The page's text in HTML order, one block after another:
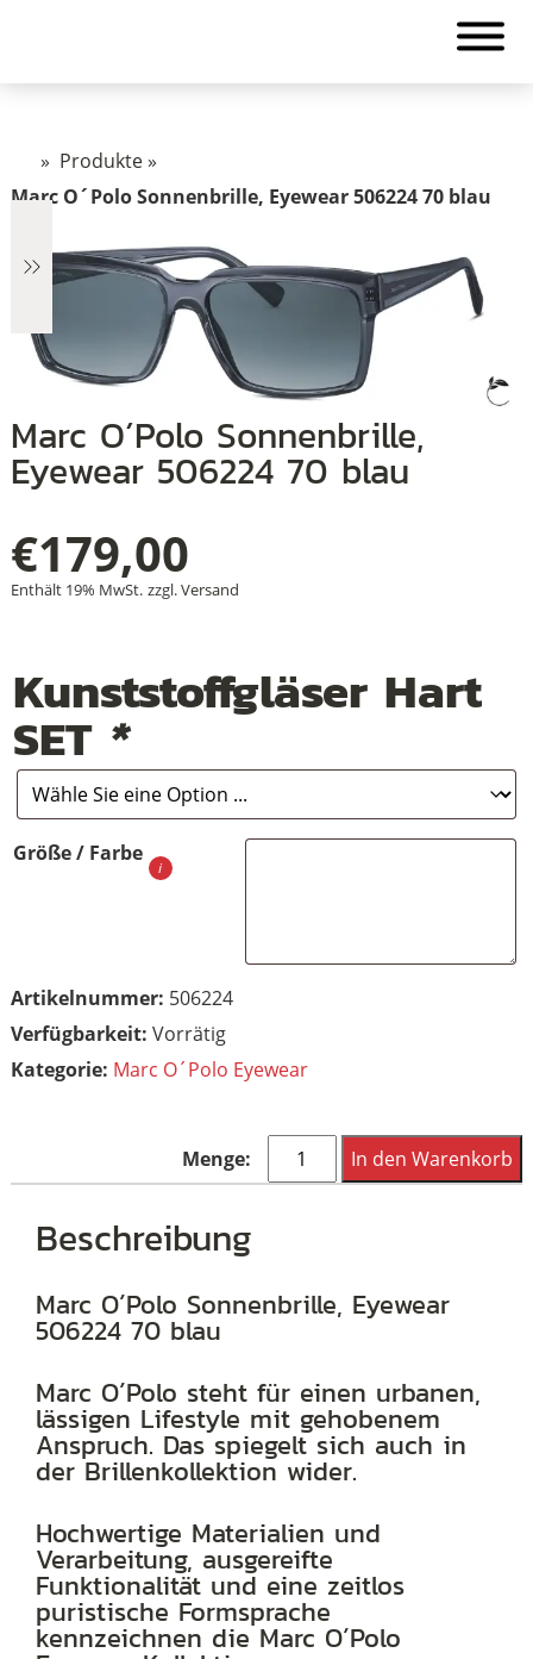
» Produkte»
Marc O´Polo Sonnenbrille, Eyewear 506224 70 blau
Marc O´Polo Sonnenbrille,
Eyewear 506224 70 blau
€179,00
Enthält 19% MwSt. zzgl.Versand
Kunststoffgläser Hart
SET *
Größe / Farbe
Artikelnummer: 506224
Vorrätig
Kategorie: Marc O´Polo Eyewear
Marc
O
Eyewear
blau
Menge
In den Warenkorb
Beschreibung
Marc O´Polo Sonnenbrille, Eyewear
506224 70 blau
Marc O´Polo steht für einen urbanen,
lässigen Lifestyle mit gehobenem
Anspruch. Das spiegelt sich auch in
der Brillenkollektion wider.
Hochwertige Materialien und
Verarbeitung, ausgereifte
Funktionalität und eine zeitlos
puristische Formsprache
kennzeichnen die Marc O´Polo
6
+
+